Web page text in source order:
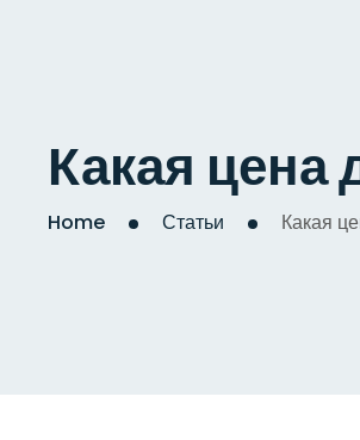
Какая цена
Home Статьи Какая